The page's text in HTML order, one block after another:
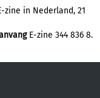
zine in Nederland, 21
E-zine 344 836 8.